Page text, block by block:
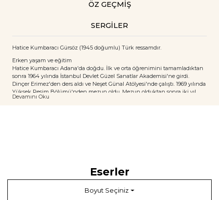
ÖZ GEÇMİŞ
SERGİLER
Hatice Kumbaracı Gürsöz (1945 doğumlu) Türk ressamdır.
Erken yaşam ve eğitim
Hatice Kumbaracı Adana'da doğdu. İlk ve orta öğrenimini tamamladıktan
sonra 1964 yılında İstanbul Devlet Güzel Sanatlar Akademisi'ne girdi.
Dinçer Erimez'den ders aldı ve Neşet Günal Atölyesi'nde çalıştı. 1969 yılında
Yüksek Resim Bölümü'nden mezun oldu. Mezun olduktan sonra iki yıl
Sadi Diren Atölyesi'nde çalışarak seramik alanında eğitim aldı.
İzmir ve Ankara'da açtığı "Köprüler" adlı sergisinde, Ege Denizi'nin iki
yakasının ortak kültürüne ait eserlerin yer aldığı sergiler, iki ülke arasındaki
Devamını Oku
Eserler
Boyut Seçiniz